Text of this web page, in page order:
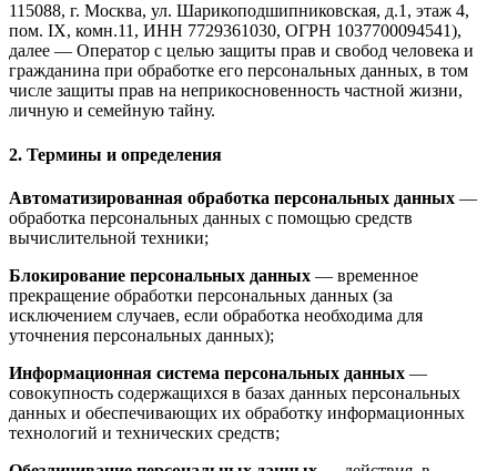
115088, г. Москва, ул. Шарикоподшипниковская, д.1, этаж 4,
пом. IX, комн.11, ИНН 7729361030, ОГРН 1037700094541),
далее — Оператор с целью защиты прав и свобод человека и
гражданина при обработке его персональных данных, в том
числе защиты прав на неприкосновенность частной жизни,
личную и семейную тайну.
2. Термины и определения
Автоматизированная обработка персональных данных —
обработка персональных данных с помощью средств
вычислительной техники;
Блокирование персональных данных — временное
прекращение обработки персональных данных (за
исключением случаев, если обработка необходима для
уточнения персональных данных);
Информационная система персональных данных —
совокупность содержащихся в базах данных персональных
данных и обеспечивающих их обработку информационных
технологий и технических средств;